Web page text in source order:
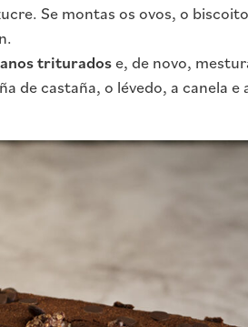
Se montas os ovos, o
trituradose, de novo,
de castaña, o lévedo, a canela